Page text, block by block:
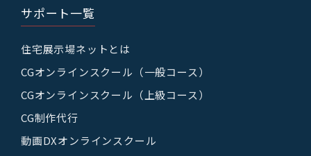
サポート一覧
住宅展示場ネットとは
CGオンラインスクール（一般コース）
CGオンラインスクール（上級コース）
CG制作代行
動画DXオンラインスクール